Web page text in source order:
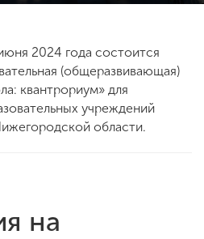
2024 года состоится
(общеразвивающая)
квантрориум» для
учреждений
области.
на